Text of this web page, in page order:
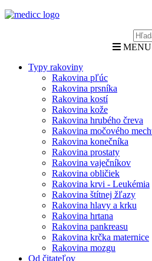
MENU
Typy rakoviny
Rakovina pľúc
Rakovina prsníka
Rakovina kostí
Rakovina kože
Rakovina hrubého čreva
Rakovina močového
Rakovina konečníka
Rakovina prostaty
Rakovina vaječníkov
Rakovina obličiek
Rakovina krvi - Leukémia
Rakovina štítnej žľazy
Rakovina hlavy a krku
Rakovina hrtana
Rakovina pankreasu
Rakovina krčka maternice
Rakovina mozgu
Od čitateľov